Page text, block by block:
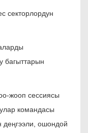
секторлордун
багыттарын
жооп сессиясы
командасы
деңгээли, ошондой